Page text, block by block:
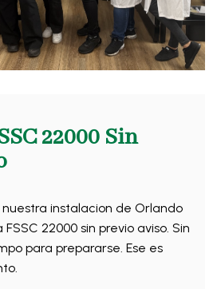
22000 Sin
instalacion de Orlando
22000 sin previo aviso. Sin
para prepararse. Ese es